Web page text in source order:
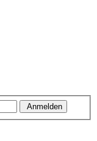
Anmelden